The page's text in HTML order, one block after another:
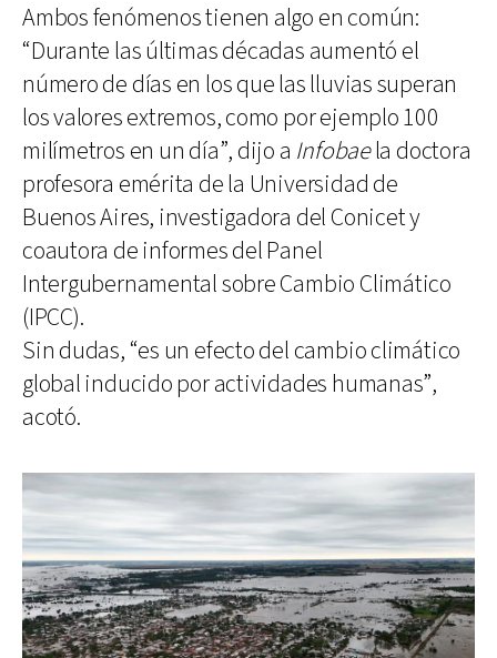
Ambos fenómenos tienen algo en común:
“Durante las últimas décadas aumentó el
número de días en los que las lluvias superan
los valores extremos, como por ejemplo 100
milímetros en un día”, dijo a Infobaela doctora
profesora emérita de la Universidad de
Buenos Aires, investigadora del Conicet y
coautora de informes del Panel
Intergubernamental sobre Cambio Climático
(IPCC).
Sin dudas, “es un efecto del cambio climático
global inducido por actividades humanas”,
acotó.